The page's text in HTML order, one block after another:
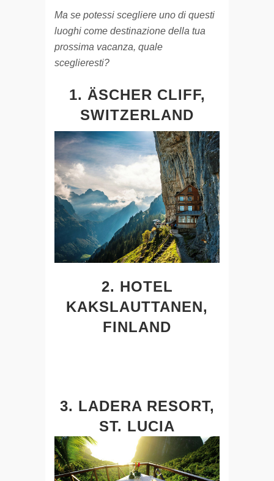
Ma se potessi scegliere uno di questi
luoghi come destinazione della tua
prossima vacanza, quale
sceglieresti?
1. ÄSCHER CLIFF,
SWITZERLAND
2. HOTEL
KAKSLAUTTANEN,
FINLAND
3. LADERA RESORT,
ST. LUCIA